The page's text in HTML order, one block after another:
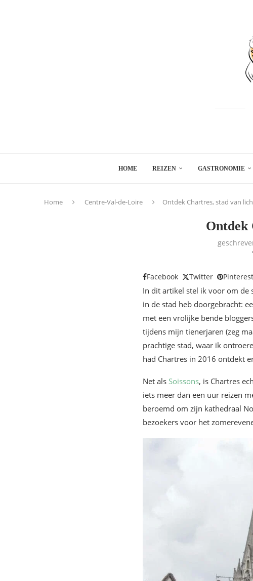
HOME REIZEN GASTRONOMIE
Home Centre-Val-de-Loire Ontdek Chartres, stad van
Ontdek
Facebook Twitter Pinterest
In dit artikel stel ik voor om de
in de stad heb doorgebracht:
met een vrolijke bende
tijdens mijn tienerjaren (zeg
prachtige stad, waar ik
had Chartres in 2016 ontdekt
Net als Soissons, is Chartres
iets meer dan een uur reizen
beroemd om zijn kathedraal
bezoekers voor het